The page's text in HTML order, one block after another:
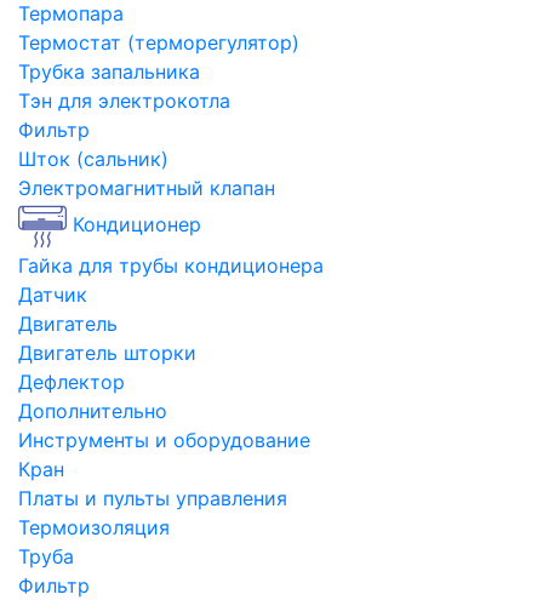
Термопара
Термостат (терморегулятор)
Трубка запальника
Тэн для электрокотла
Фильтр
Шток (сальник)
Электромагнитный клапан
Кондиционер
Гайка для трубы кондиционера
Датчик
Двигатель
Двигатель шторки
Дефлектор
Дополнительно
Инструменты и оборудование
Кран
Платы и пульты управления
Термоизоляция
Труба
Фильтр